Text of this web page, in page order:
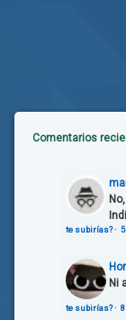
Comentarios
te subirías?·
Ni
te subirías?·